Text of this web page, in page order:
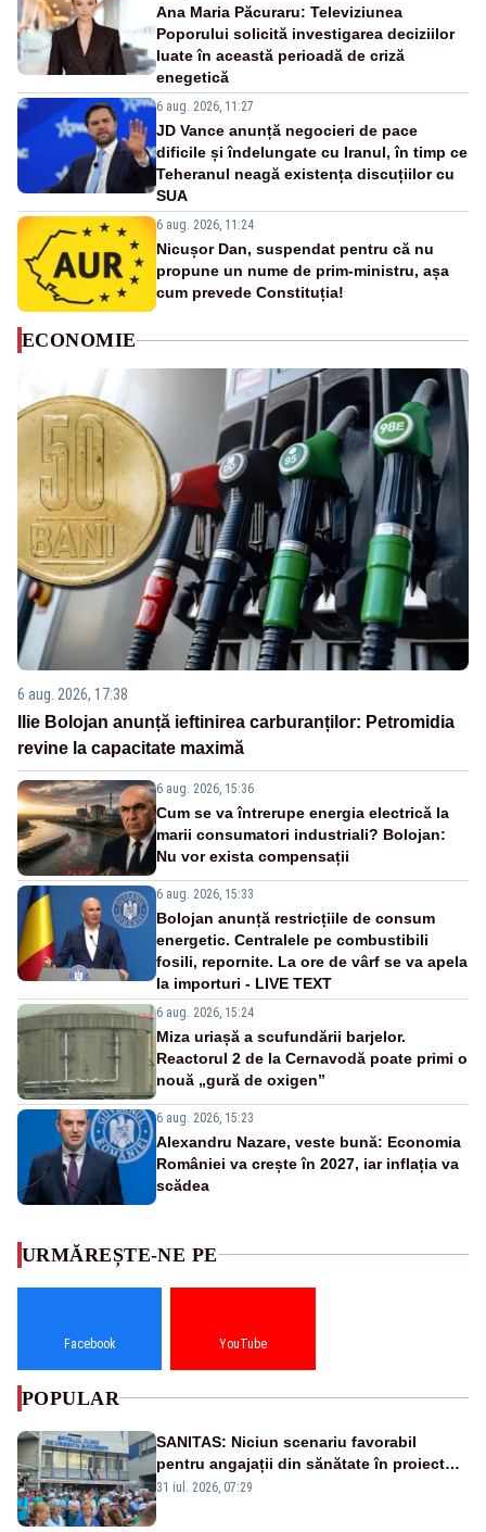
Ana Maria Păcuraru: Televiziunea
Poporului solicită investigarea deciziilor
luate în această perioadă de criză
enegetică
6 aug. 2026, 11:27
JD Vance anunță negocieri de pace
dificile și îndelungate cu Iranul, în timp ce
Teheranul neagă existența discuțiilor cu
SUA
6 aug. 2026, 11:24
Nicușor Dan, suspendat pentru că nu
propune un nume de prim-ministru, așa
cum prevede Constituția!
ECONOMIE
6 aug. 2026, 17:38
Ilie Bolojan anunță ieftinirea carburanților: Petromidia
revine la capacitate maximă
6 aug. 2026, 15:36
Cum se va întrerupe energia electrică la
marii consumatori industriali? Bolojan:
Nu vor exista compensații
6 aug. 2026, 15:33
Bolojan anunță restricțiile de consum
energetic. Centralele pe combustibili
fosili, repornite. La ore de vârf se va apela
la importuri - LIVE TEXT
6 aug. 2026, 15:24
Miza uriașă a scufundării barjelor.
Reactorul 2 de la Cernavodă poate primi o
nouă „gură de oxigen”
6 aug. 2026, 15:23
Alexandru Nazare, veste bună: Economia
României va crește în 2027, iar inflația va
scădea
URMĂREȘTE-NE PE
Facebook YouTube
POPULAR
SANITAS: Niciun scenariu favorabil
pentru angajații din sănătate în proiectul
Legii salarizării
31 iul. 2026, 07:29